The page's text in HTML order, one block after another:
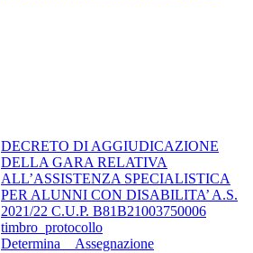
DECRETO DI AGGIUDICAZIONE
DELLA GARA RELATIVA
ALL’ASSISTENZA SPECIALISTICA
PER ALUNNI CON DISABILITA’ A.S.
2021/22 C.U.P. B81B21003750006
timbro_protocollo
Determina__Assegnazione